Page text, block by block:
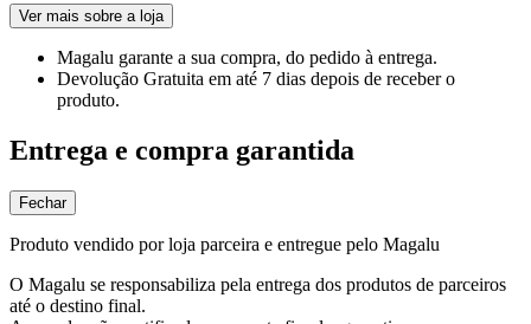
Ver mais sobre a loja
Magalu garante a sua compra, do pedido à entrega.
Devolução Gratuita em até 7 dias depois de receber o
produto.
Entrega e compra garantida
Fechar
Produto vendido por loja parceira e entregue pelo Magalu
O Magalu se responsabiliza pela entrega dos produtos de parceiros
até o destino final.